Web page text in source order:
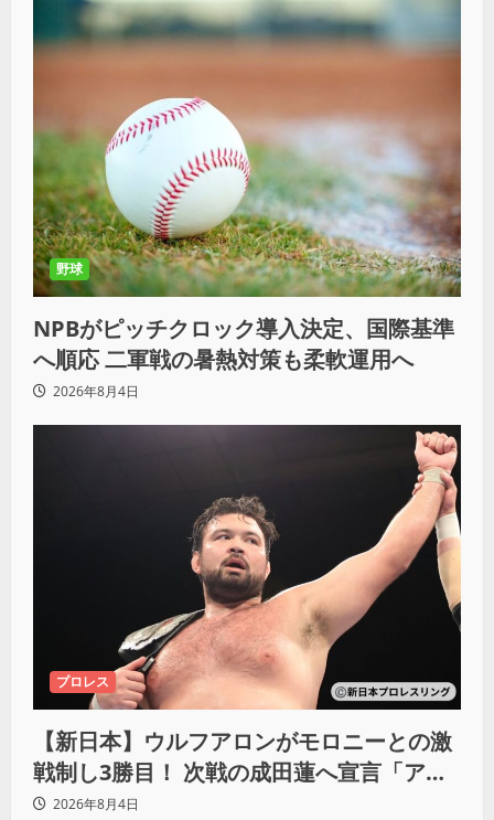
野球
NPBがピッチクロック導入決定、国際基準
へ順応 二軍戦の暑熱対策も柔軟運用へ
2026年8月4日
プロレス
【新日本】ウルフアロンがモロニーとの激
戦制し3勝目！ 次戦の成田蓮へ宣言「アイ
ツの王道を俺の王道でぶち壊す」
2026年8月4日